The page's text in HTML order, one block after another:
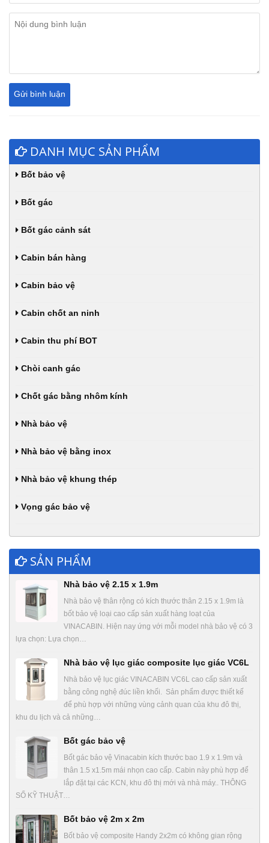
DANH MỤC SẢN PHẨM
Bốt bảo vệ
Bốt gác
Bốt gác cảnh sát
Cabin bán hàng
Cabin bảo vệ
Cabin chốt an ninh
Cabin thu phí BOT
Chòi canh gác
Chốt gác bằng nhôm kính
Nhà bảo vệ
Nhà bảo vệ bằng inox
Nhà bảo vệ khung thép
Vọng gác bảo vệ
SẢN PHẨM
Nhà bảo vệ 2.15 x 1.9m
Nhà bảo vệ thân rộng có kích thước thân 2.15 x 1.9m là
bốt bảo vệ loại cao cấp sản xuất hàng loạt của
VINACABIN. Hiện nay ứng với mỗi model nhà bảo vệ có 3
lựa chọn: Lựa chọn…
Nhà bảo vệ lục giác composite lục giác VC6L
Nhà bảo vệ lục giác VINACABIN VC6L cao cấp sản xuất
bằng công nghệ đúc liền khối. Sản phẩm được thiết kế
để phù hợp với những vùng cảnh quan của khu đô thị,
khu du lịch và cả những…
Bốt gác bảo vệ
Bốt gác bảo vệ Vinacabin kích thước bao 1.9 x 1.9m và
thân 1.5 x1.5m mái nhọn cao cấp. Cabin này phù hợp để
lắp đặt tại các KCN, khu đô thị mới và nhà máy.. THÔNG
SỐ KỸ THUẬT…
Bốt bảo vệ 2m x 2m
Bốt bảo vệ composite Handy 2x2m có không gian rộng